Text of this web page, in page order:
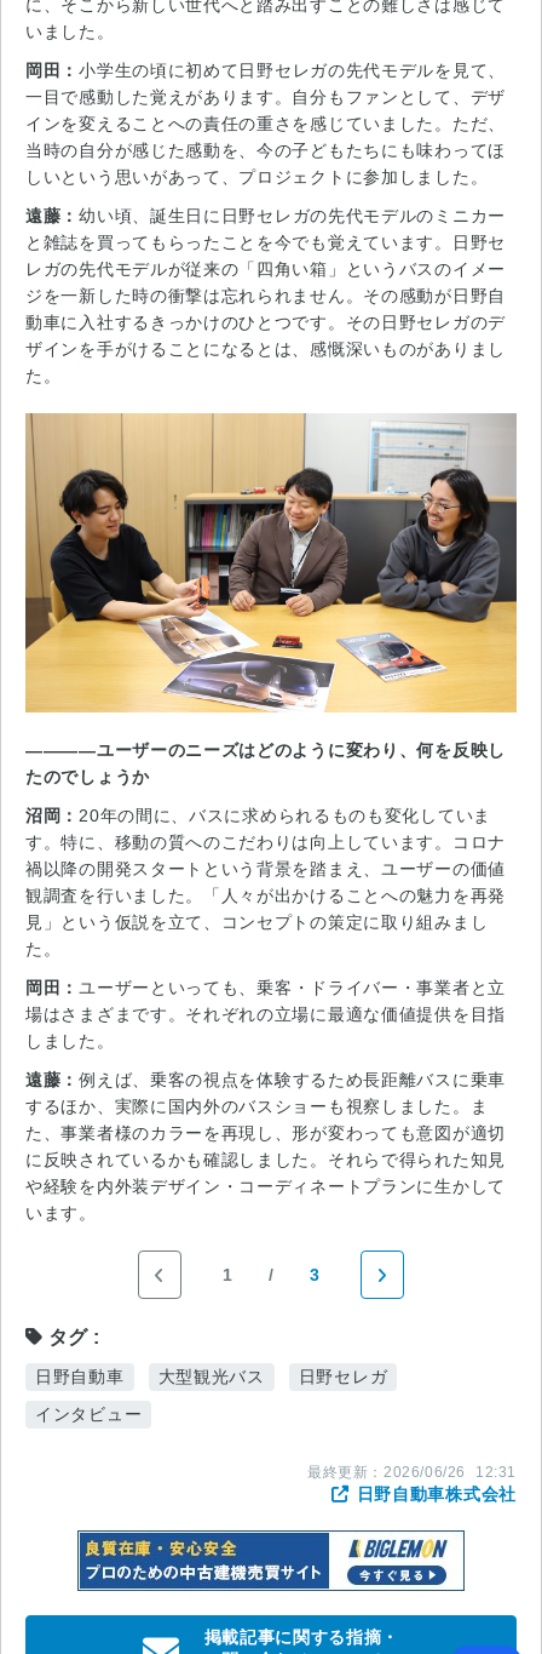
に、そこから新しい世代へと踏み出すことの難しさは感じて
いました。
岡田：小学生の頃に初めて日野セレガの先代モデルを見て、
一目で感動した覚えがあります。自分もファンとして、デザ
インを変えることへの責任の重さを感じていました。ただ、
当時の自分が感じた感動を、今の子どもたちにも味わってほ
しいという思いがあって、プロジェクトに参加しました。
遠藤：幼い頃、誕生日に日野セレガの先代モデルのミニカー
と雑誌を買ってもらったことを今でも覚えています。日野セ
レガの先代モデルが従来の「四角い箱」というバスのイメー
ジを一新した時の衝撃は忘れられません。その感動が日野自
動車に入社するきっかけのひとつです。その日野セレガのデ
ザインを手がけることになるとは、感慨深いものがありまし
た。
――――ユーザーのニーズはどのように変わり、何を反映し
たのでしょうか
沼岡： 20年の間に、バスに求められるものも変化していま
す。特に、移動の質へのこだわりは向上しています。コロナ
禍以降の開発スタートという背景を踏まえ、ユーザーの価値
観調査を行いました。「人々が出かけることへの魅力を再発
見」という仮説を立て、コンセプトの策定に取り組みまし
た。
岡田： ユーザーといっても、乗客・ドライバー・事業者と立
場はさまざまです。それぞれの立場に最適な価値提供を目指
しました。
遠藤：例えば、乗客の視点を体験するため長距離バスに乗車
するほか、実際に国内外のバスショーも視察しました。ま
た、事業者様のカラーを再現し、形が変わっても意図が適切
に反映されているかも確認しました。それらで得られた知見
や経験を内外装デザイン・コーディネートプランに生かして
います。
1 3
タグ
日野自動車 大型観光バス
日野セレガ
インタビュー
最終更新： 2026/06/26 12:31
日野自動車株式会社
掲載記事に関する指摘・